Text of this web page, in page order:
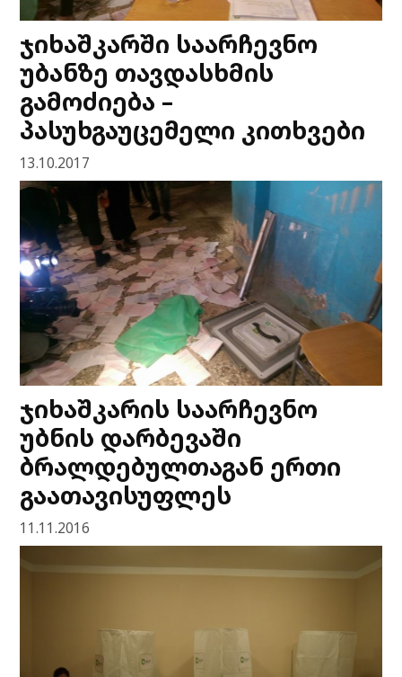
ჯიხაშკარში საარჩევნო
უბანზე თავდასხმის
გამოძიება –
პასუხგაუცემელი კითხვები
13.10.2017
ჯიხაშკარის საარჩევნო
უბნის დარბევაში
ბრალდებულთაგან ერთი
გაათავისუფლეს
11.11.2016